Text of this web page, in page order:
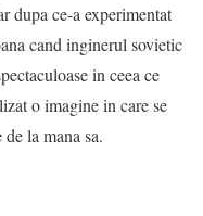
dupa ce-a experimentat
cand inginerul sovietic
in ceea ce
o imagine in care se
la mana sa.